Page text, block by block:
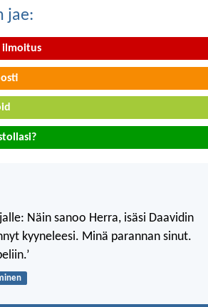
jae:
ilmoitus
Näin sanoo Herra, isäsi Daavidin
kyyneleesi. Minä parannan sinut.